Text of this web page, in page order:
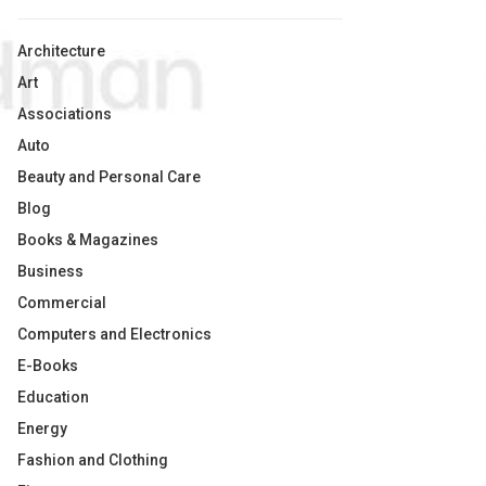
Architecture
Art
Associations
Auto
Beauty and Personal Care
Blog
Books & Magazines
Business
Commercial
Computers and Electronics
E-Books
Education
Energy
Fashion and Clothing